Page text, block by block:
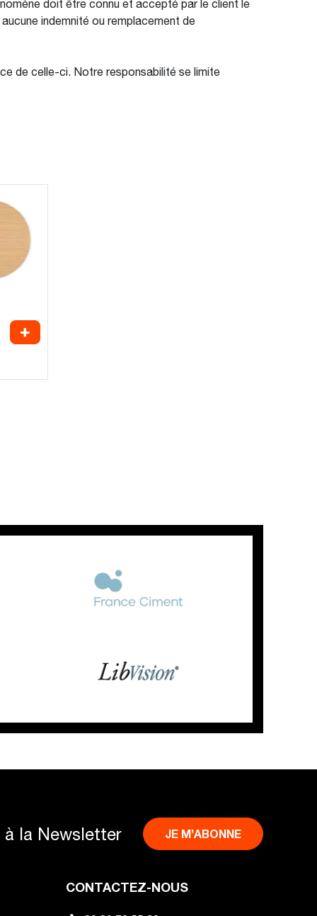
doit être connu et accepté par le client le
indemnité ou remplacement de
de celle-ci. Notre responsabilité se limite
la Newsletter JE M’ABONNE
CONTACTEZ-NOUS